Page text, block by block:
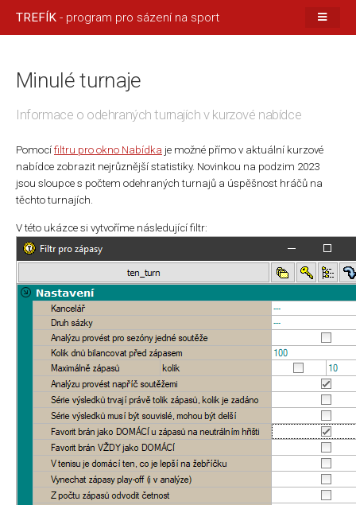
TREFÍK - program pro sázení na sport
Minulé turnaje
Informace o odehraných turnajích v kurzové nabídce
Pomocí filtru pro okno Nabídka je možné přímo v aktuální kurzové
nabídce zobrazit nejrůznější statistiky. Novinkou na podzim 2023
jsou sloupce s počtem odehraných turnajů a úspěšnost hráčů na
těchto turnajích.
V této ukázce si vytvoříme následující filtr: